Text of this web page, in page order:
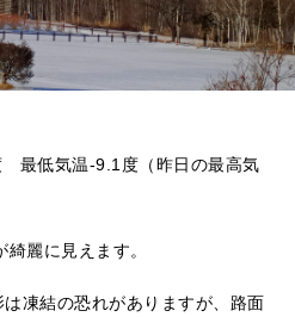
低気温-9.1度（昨日の最高気
麗に見えます。
凍結の恐れがありますが、路面